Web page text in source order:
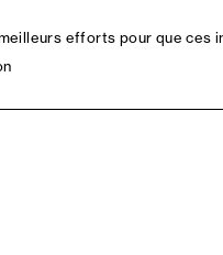
efforts pour que